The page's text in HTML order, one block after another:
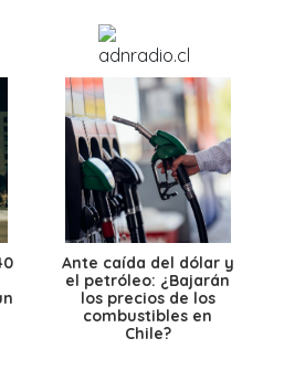
Ante caída del dólar y
el petróleo: ¿Bajarán
los precios de los
combustibles en
Chile?